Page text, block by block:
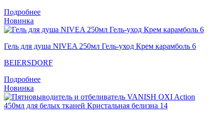
Подробнее
Новинка
Гель для душа NIVEA 250мл Гель-уход Крем карамболь 6
BEIERSDORF
Подробнее
Новинка